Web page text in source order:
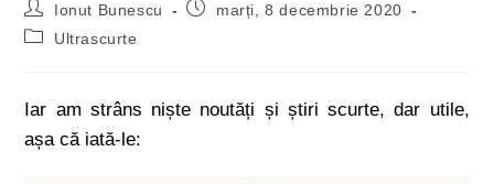
Ionut Bunescu
marți, 8 decembrie 2020
Ultrascurte
Iar am strâns niște noutăți și știri scurte, dar utile,
așa că iată-le: